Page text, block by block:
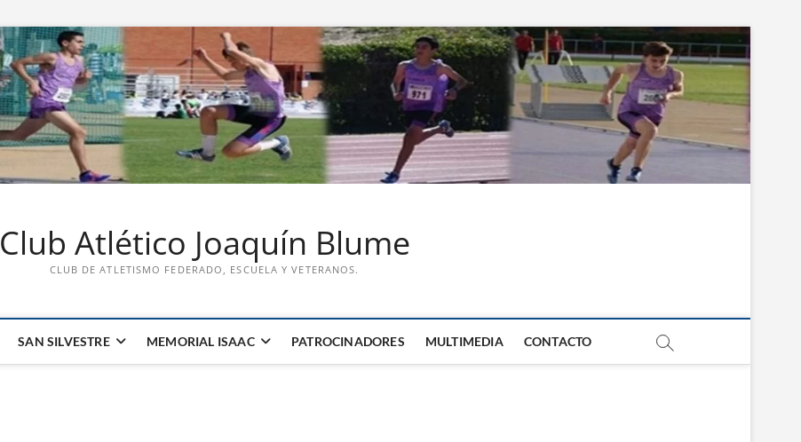
Club Atlético Joaquín Blume
CLUB DE ATLETISMO FEDERADO, ESCUELA Y VETERANOS.
SAN SILVESTRE MEMORIAL ISAAC PATROCINADORES MULTIMEDIA CONTACTO